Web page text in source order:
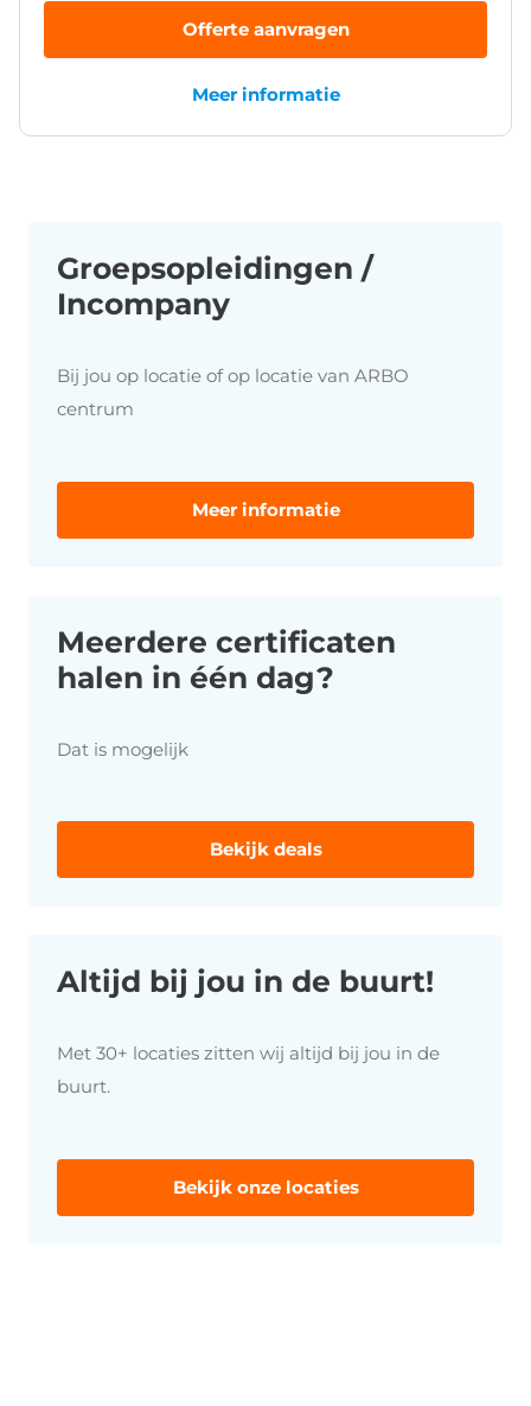
Offerte aanvragen
Meer informatie
Groepsopleidingen /
Incompany
Bij jou op locatie of op locatie van ARBO
centrum
Meer informatie
Meerdere certificaten
halen in één dag?
Dat is mogelijk
Bekijk deals
Altijd bij jou in de buurt!
Met 30+ locaties zitten wij altijd bij jou in de
buurt.
Bekijk onze locaties